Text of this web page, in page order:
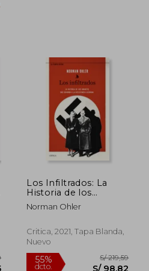
50%
dcto.
Los Infiltrados: La
Historia de los
Amantes que Guiaron
a la Resistencia
Vivido)
Norman Ohler
Critica, 2021, Tapa Blanda,
Nuevo